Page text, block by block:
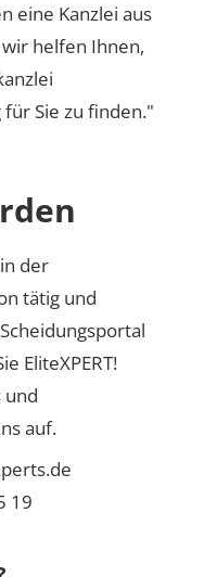
eine Kanzlei aus
helfen Ihnen,
Sie zu finden."
der
tätig und
EliteXPERT!
und
auf.
19